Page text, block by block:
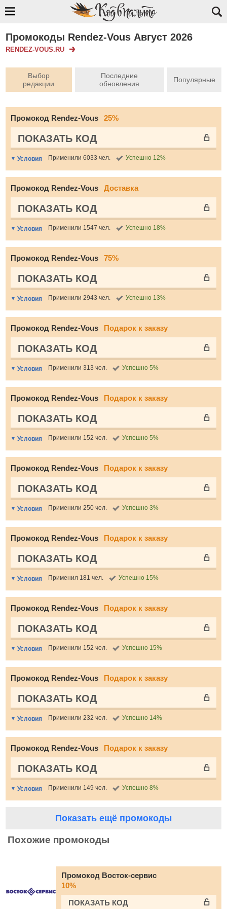
Промокоды Rendez-Vous Август 2026
RENDEZ-VOUS.RU
Выбор
редакции
Последние
обновления
Популярные
Промокод Rendez-Vous 25%
ПОКАЗАТЬ КОД
Условия Применили 6033 чел. Успешно 12%
Промокод Rendez-Vous Доставка
ПОКАЗАТЬ КОД
Условия Применили 1547 чел. Успешно 18%
Промокод Rendez-Vous 75%
ПОКАЗАТЬ КОД
Условия Применили 2943 чел. Успешно 13%
Промокод Rendez-Vous Подарок к заказу
ПОКАЗАТЬ КОД
Условия Применили 313 чел. Успешно 5%
Промокод Rendez-Vous Подарок к заказу
ПОКАЗАТЬ КОД
Условия Применили 152 чел. Успешно 5%
Промокод Rendez-Vous Подарок к заказу
ПОКАЗАТЬ КОД
Условия Применили 250 чел. Успешно 3%
Промокод Rendez-Vous Подарок к заказу
ПОКАЗАТЬ КОД
Условия Применил 181 чел. Успешно 15%
Промокод Rendez-Vous Подарок к заказу
ПОКАЗАТЬ КОД
Условия Применили 152 чел. Успешно 15%
Промокод Rendez-Vous Подарок к заказу
ПОКАЗАТЬ КОД
Условия Применили 232 чел. Успешно 14%
Промокод Rendez-Vous Подарок к заказу
ПОКАЗАТЬ КОД
Условия Применили 149 чел. Успешно 8%
Показать ещё промокоды
Похожие промокоды
Промокод Восток-сервис
10%
ПОКАЗАТЬ КОД